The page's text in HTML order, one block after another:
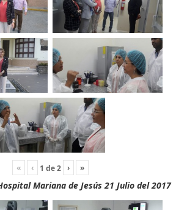
« ‹ 1 de2 › »
Mariana de Jesús 21 Julio del 2017